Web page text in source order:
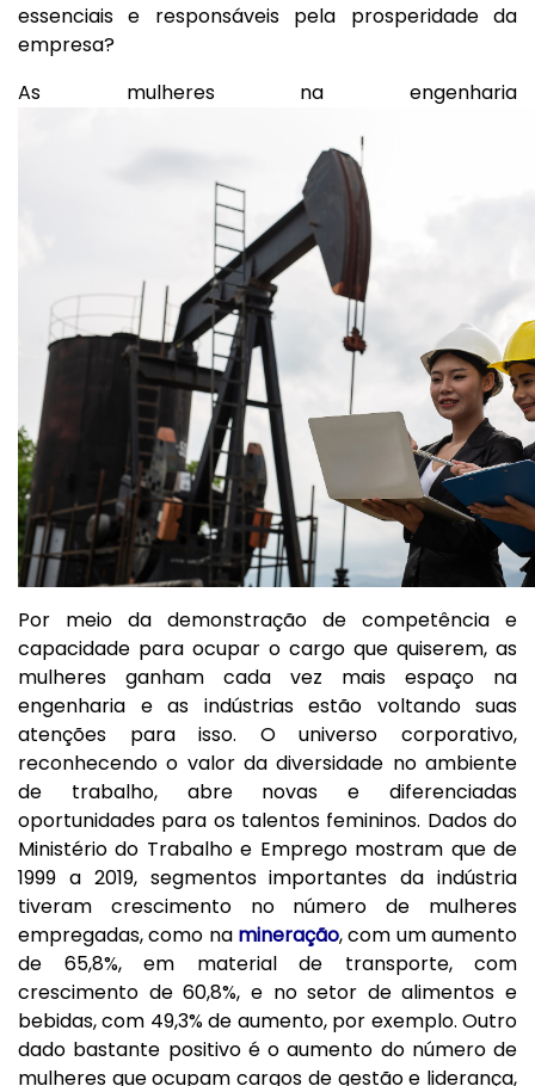
essenciais e responsáveis pela prosperidade da
empresa?
As mulheres na engenharia
Por meio da demonstração de competência e
capacidade para ocupar o cargo que quiserem, as
mulheres ganham cada vez mais espaço na
engenharia e as indústrias estão voltando suas
atenções para isso. O universo corporativo,
reconhecendo o valor da diversidade no ambiente
de trabalho, abre novas e diferenciadas
oportunidades para os talentos femininos. Dados do
Ministério do Trabalho e Emprego mostram que de
1999 a 2019, segmentos importantes da indústria
tiveram crescimento no número de mulheres
empregadas, como na mineração, com um aumento
de 65,8%, em material de transporte, com
crescimento de 60,8%, e no setor de alimentos e
bebidas, com 49,3% de aumento, por exemplo. Outro
dado bastante positivo é o aumento do número de
mulheres que ocupam cargos de gestão e liderança,